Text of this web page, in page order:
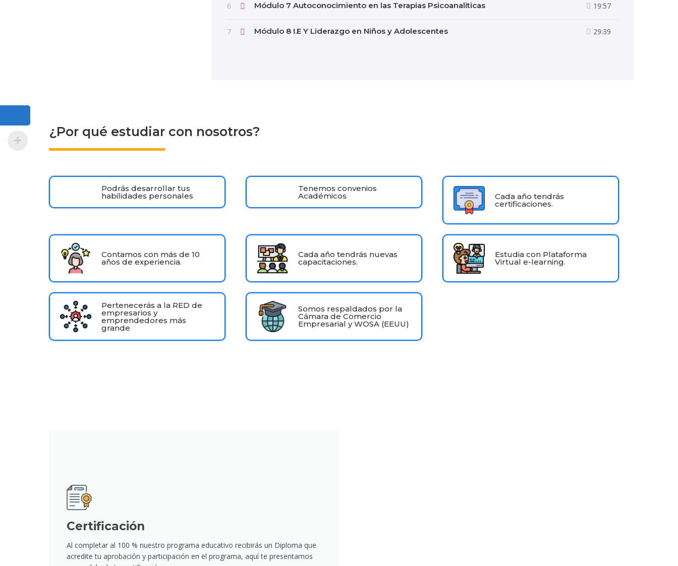
6 Módulo 7 Autoconocimiento en las Terapias Psicoanaliticas 19:57
7 Módulo 8 I.E Y Liderazgo en Niños y Adolescentes 29:39
¿Por qué estudiar con nosotros?
Podrás desarrollar tus
habilidades personales
Tenemos convenios
Académicos Cada año tendrás
certificaciones.
Contamos con más de 10
años de experiencia.
Cada año tendrás nuevas
capacitaciones.
Estudia con Plataforma
Virtual e-learning.
Pertenecerás a la RED de
empresarios y
emprendedores más
grande
Somos respaldados por la
Cámara de Comercio
Empresarial y WOSA (EEUU)
Certificación
Al completar al 100 % nuestro programa educativo recibirás un Diploma que
acredite tu aprobación y participación en el programa, aquí te presentamos